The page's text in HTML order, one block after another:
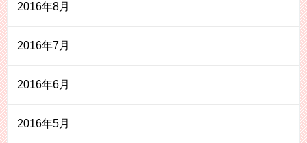
2016年8月
2016年7月
2016年6月
2016年5月